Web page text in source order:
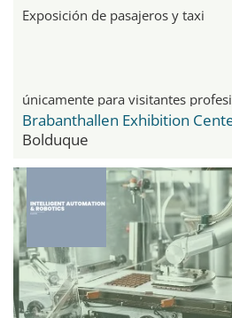
Exposición de pasajeros y taxi
únicamente para visitantes
Brabanthallen Exhibition
Bolduque